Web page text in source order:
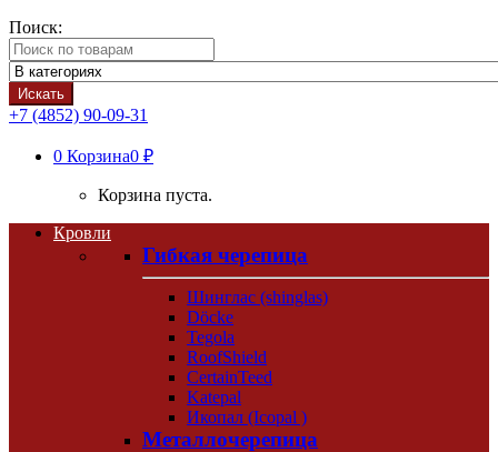
Поиск:
Искать
+7 (4852) 90-09-31
0 Корзина0 ₽
Корзина пуста.
Кровли
Гибкая черепица
Шинглас (shinglas)
Döcke
Tegola
RoofShield
CertainTeed
Katepal
Икопал (Icopal )
Металлочерепица